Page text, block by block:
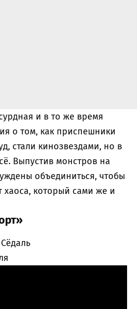
и в то же время
о том, как приспешники
стали кинозвездами, но в
Выпустив монстров на
объединиться, чтобы
хаоса, который сами же и